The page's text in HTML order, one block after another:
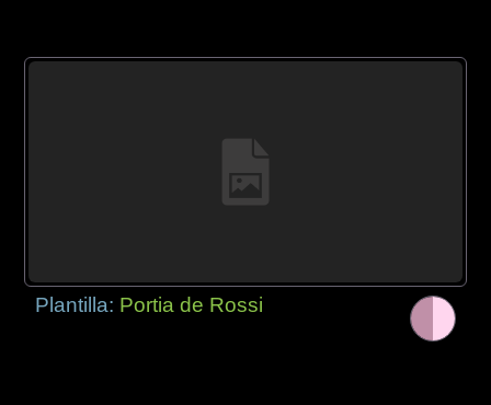
Plantilla: Portia de Rossi